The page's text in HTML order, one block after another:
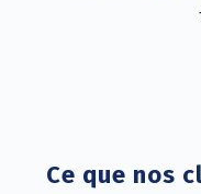
Ce que nos